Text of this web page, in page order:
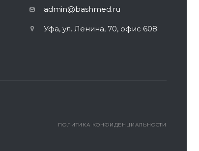
admin@bashmed.ru
Уфа, ул. Ленина, 70, офис 608
ПОЛИТИКА КОНФИДЕНЦИАЛЬНОСТИ